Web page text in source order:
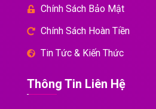
Chính Sách Bảo Mật
Chính Sách Hoàn Tiền
Tin Tức & Kiến Thức
Thông Tin Liên Hệ